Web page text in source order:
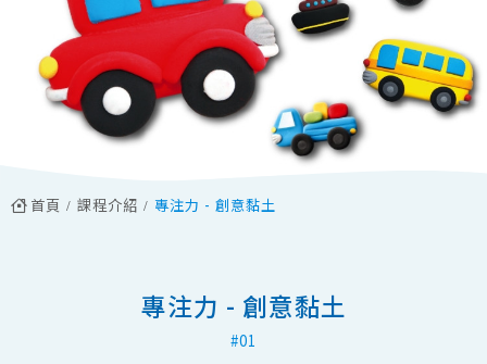
首頁 課程介紹 專注力 - 創意黏土
專注力 - 創意黏土
#01